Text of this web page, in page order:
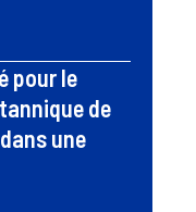
pour le
de
une